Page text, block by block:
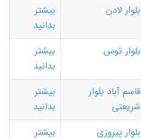
بلوار لادن
بیشتر
بدانید
بلوار توس
بیشتر
بدانید
قاسم آباد بلوار
شریعتی
بیشتر
بدانید
بلوار پیروزی
بیشتر